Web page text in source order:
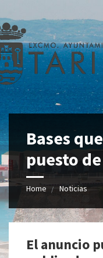
Bases
puesto
Home Noticias
El anuncio